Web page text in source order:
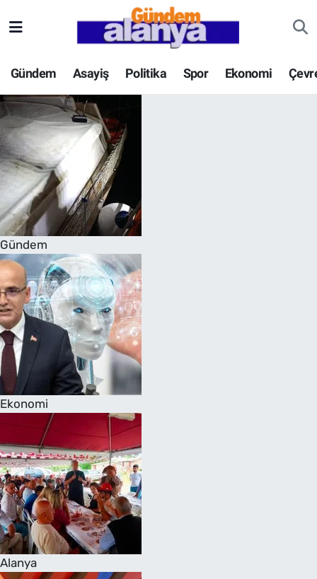
Gündem Asayiş Politika Spor Ekonomi
Gündem
Ekonomi
Alanya